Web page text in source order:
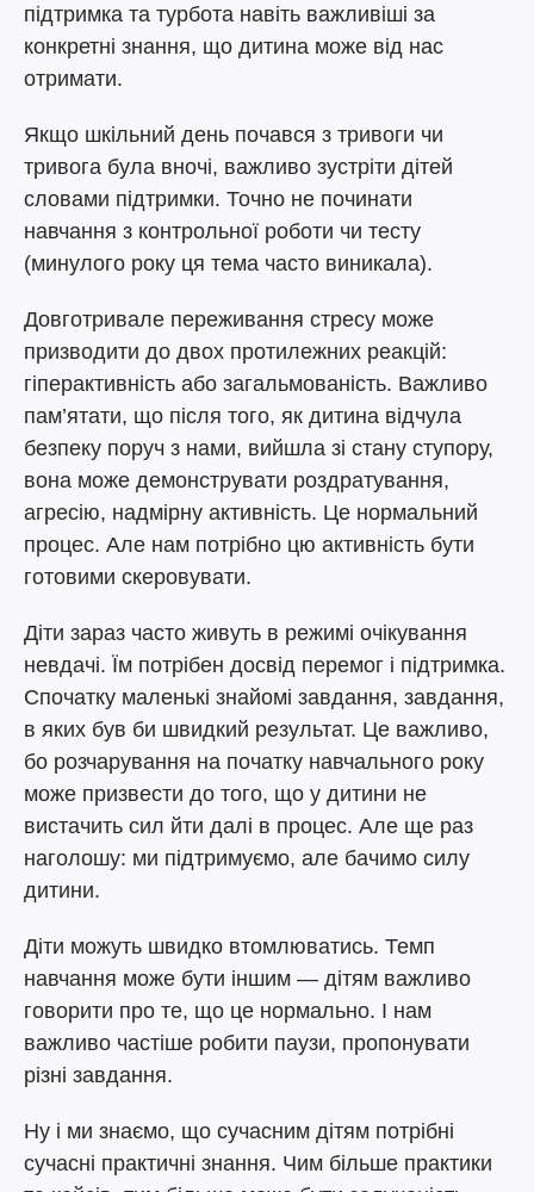
підтримка та турбота навіть важливіші за
конкретні знання, що дитина може від нас
отримати.
Якщо шкільний день почався з тривоги чи
тривога була вночі, важливо зустріти дітей
словами підтримки. Точно не починати
навчання з контрольної роботи чи тесту
(минулого року ця тема часто виникала).
Довготривале переживання стресу може
призводити до двох протилежних реакцій:
гіперактивність або загальмованість. Важливо
пам’ятати, що після того, як дитина відчула
безпеку поруч з нами, вийшла зі стану ступору,
вона може демонструвати роздратування,
агресію, надмірну активність. Це нормальний
процес. Але нам потрібно цю активність бути
готовими скеровувати.
Діти зараз часто живуть в режимі очікування
невдачі. Їм потрібен досвід перемог і підтримка.
Спочатку маленькі знайомі завдання, завдання,
в яких був би швидкий результат. Це важливо,
бо розчарування на початку навчального року
може призвести до того, що у дитини не
вистачить сил йти далі в процес. Але ще раз
наголошу: ми підтримуємо, але бачимо силу
дитини.
Діти можуть швидко втомлюватись. Темп
навчання може бути іншим — дітям важливо
говорити про те, що це нормально. І нам
важливо частіше робити паузи, пропонувати
різні завдання.
Ну і ми знаємо, що сучасним дітям потрібні
сучасні практичні знання. Чим більше практики